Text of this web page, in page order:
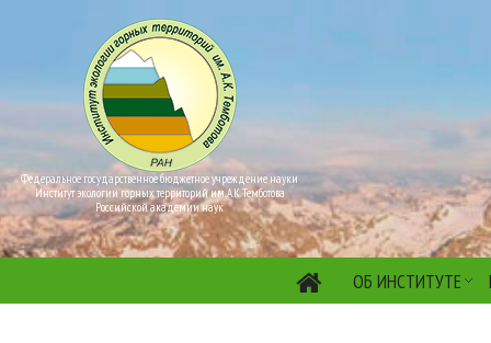
Федеральное государственное бюджетное учреждение науки
Институт экологии горных территорий им. А.К. Темботова
Российской академии наук
ОБ ИНСТИТУТЕ